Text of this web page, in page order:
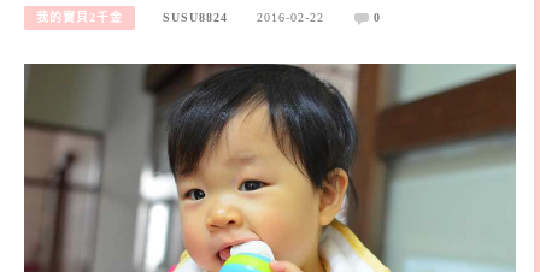
我的寶貝2千金 SUSU8824 2016-02-22 0